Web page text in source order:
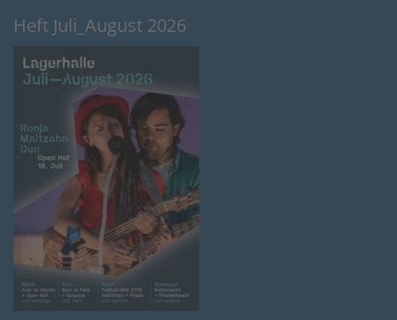
Heft Juli_August 2026